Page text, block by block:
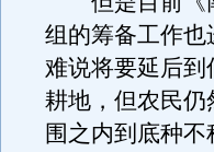
组的筹备工作
难说将要延后到
耕地，但农民仍
围之内到底种